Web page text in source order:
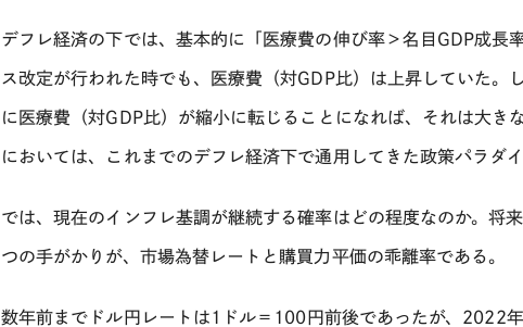
デフレ経済の下では、基本的に「医療費の伸び率＞名目 GDP成長
ス改定が行われた時でも、医療費（対GDP比）は上昇していた。
に医療費（対GDP比）が縮小に転じることになれば、それは大き
においては、これまでのデフレ経済下で通用してきた政策パラダ
では、現在のインフレ基調が継続する確率はどの程度なのか。将
つの手がかりが、市場為替レートと購買力平価の乖離率である。
数年前までドル円レートは1 ドル＝ 100 円前後であったが、 2022